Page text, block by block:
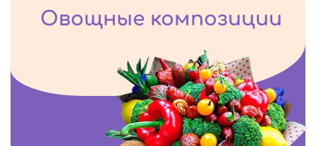
Овощные композиции